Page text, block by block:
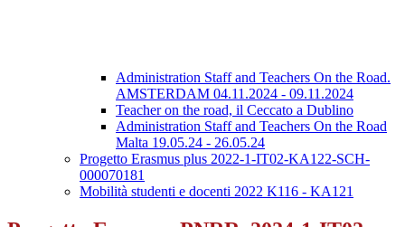
Administration Staff and Teachers On the Road.
AMSTERDAM 04.11.2024 - 09.11.2024
Teacher on the road, il Ceccato a Dublino
Administration Staff and Teachers On the Road
Malta 19.05.24 - 26.05.24
Progetto Erasmus plus 2022-1-IT02-KA122-SCH-
000070181
Mobilità studenti e docenti 2022 K116 - KA121